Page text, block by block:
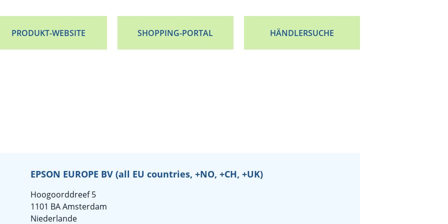
PRODUKT-WEBSITE SHOPPING-PORTAL HÄNDLERSUCHE
EPSON EUROPE BV (all EU countries, +NO, +CH, +UK)
Hoogoorddreef 5
1101 BA Amsterdam
Niederlande